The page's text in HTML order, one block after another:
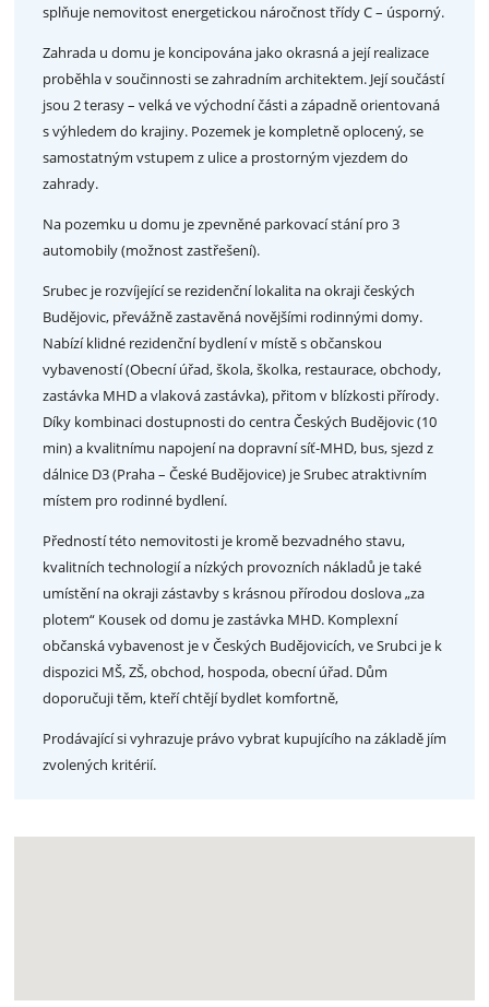
splňuje nemovitost energetickou náročnost třídy C – úsporný.
Zahrada u domu je koncipována jako okrasná a její realizace
proběhla v součinnosti se zahradním architektem. Její součástí
jsou 2 terasy – velká ve východní části a západně orientovaná
s výhledem do krajiny. Pozemek je kompletně oplocený, se
samostatným vstupem z ulice a prostorným vjezdem do
zahrady.
Na pozemku u domu je zpevněné parkovací stání pro 3
automobily (možnost zastřešení).
Srubec je rozvíjející se rezidenční lokalita na okraji českých
Budějovic, převážně zastavěná novějšími rodinnými domy.
Nabízí klidné rezidenční bydlení v místě s občanskou
vybaveností (Obecní úřad, škola, školka, restaurace, obchody,
zastávka MHD a vlaková zastávka), přitom v blízkosti přírody.
Díky kombinaci dostupnosti do centra Českých Budějovic (10
min) a kvalitnímu napojení na dopravní síť-MHD, bus, sjezd z
dálnice D3 (Praha – České Budějovice) je Srubec atraktivním
místem pro rodinné bydlení.
Předností této nemovitosti je kromě bezvadného stavu,
kvalitních technologií a nízkých provozních nákladů je také
umístění na okraji zástavby s krásnou přírodou doslova „za
plotem“ Kousek od domu je zastávka MHD. Komplexní
občanská vybavenost je v Českých Budějovicích, ve Srubci je k
dispozici MŠ, ZŠ, obchod, hospoda, obecní úřad. Dům
doporučuji těm, kteří chtějí bydlet komfortně,
Prodávající si vyhrazuje právo vybrat kupujícího na základě jím
zvolených kritérií.